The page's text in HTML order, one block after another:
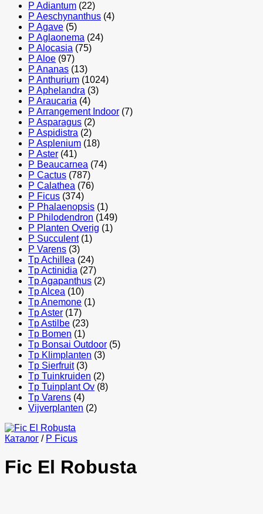
P Adiantum (22)
P Aeschynanthus (4)
P Agave (5)
P Aglaonema (24)
P Alocasia (75)
P Aloe (97)
P Ananas (13)
P Anthurium (1024)
P Aphelandra (3)
P Araucaria (4)
P Arrangement Indoor (7)
P Asparagus (2)
P Aspidistra (2)
P Asplenium (18)
P Aster (41)
P Beaucarnea (74)
P Cactus (787)
P Calathea (76)
P Ficus (374)
P Phalaenopsis (1)
P Philodendron (149)
P Planten Overig (1)
P Succulent (1)
P Varens (3)
Tp Achillea (24)
Tp Actinidia (27)
Tp Agapanthus (2)
Tp Alcea (10)
Tp Anemone (1)
Tp Aster (17)
Tp Astilbe (23)
Tp Bomen (1)
Tp Bonsai Outdoor (5)
Tp Klimplanten (3)
Tp Sierfruit (3)
Tp Tuinkruiden (2)
Tp Tuinplant Ov (8)
Tp Varens (4)
Vijverplanten (2)
Каталог / P Ficus
Fic El Robusta